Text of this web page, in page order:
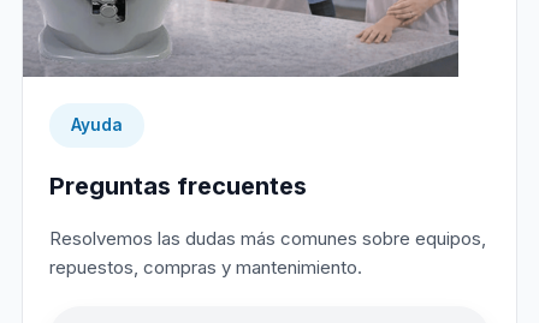
Ayuda
Preguntas frecuentes
Resolvemos las dudas más comunes sobre equipos,
repuestos, compras y mantenimiento.